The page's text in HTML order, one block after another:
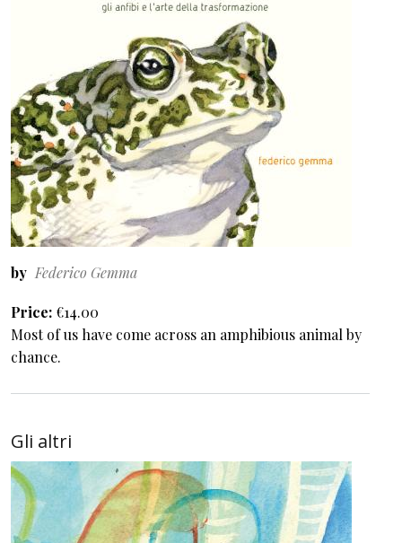
by Federico Gemma
Price €14.00
Most of us have come across an amphibious animal by
chance.
Gli altri